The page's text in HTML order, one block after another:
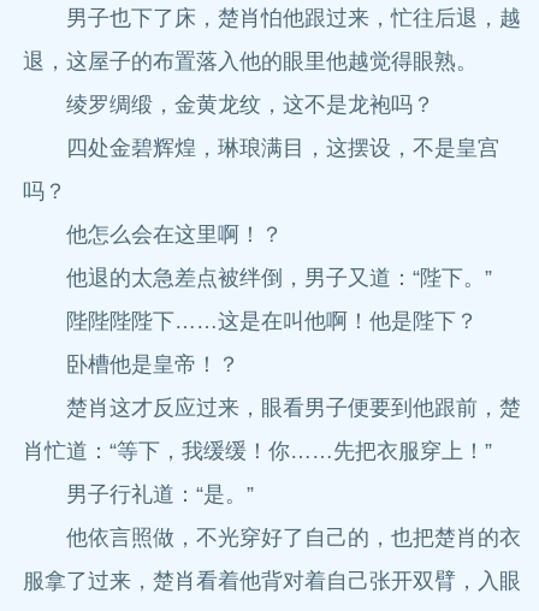
男子也下了床，楚肖怕他跟过来，忙往后退，越
退，这屋子的布置落入他的眼里他越觉得眼熟。
绫罗绸缎，金黄龙纹，这不是龙袍吗？
四处金碧辉煌，琳琅满目，这摆设，不是皇宫
吗？
他怎么会在这里啊！？
他退的太急差点被绊倒，男子又道：“陛下。”
陛陛陛陛下……这是在叫他啊！他是陛下？
卧槽他是皇帝！？
楚肖这才反应过来，眼看男子便要到他跟前，楚
肖忙道：“等下，我缓缓！你……先把衣服穿上！”
男子行礼道：“是。”
他依言照做，不光穿好了自己的，也把楚肖的衣
服拿了过来，楚肖看着他背对着自己张开双臂，入眼